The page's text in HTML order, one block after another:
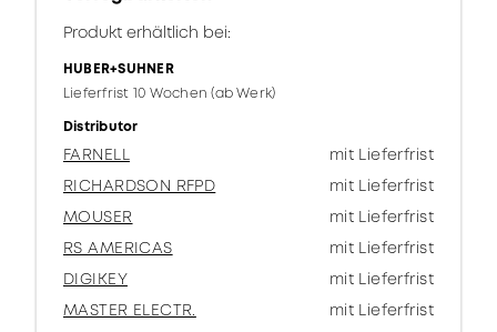
Produkt erhältlich bei:
HUBER+SUHNER
Lieferfrist 10 Wochen (ab Werk)
Distributor
FARNELL
mit Lieferfrist
RICHARDSON RFPD
mit Lieferfrist
MOUSER
mit Lieferfrist
RS AMERICAS
mit Lieferfrist
DIGIKEY
mit Lieferfrist
MASTER ELECTR.
mit Lieferfrist